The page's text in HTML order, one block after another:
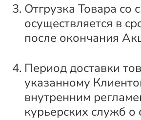
Отгрузка Товара со
осуществляется в
после окончания
Период доставки
указанному
внутренним
курьерских служб о